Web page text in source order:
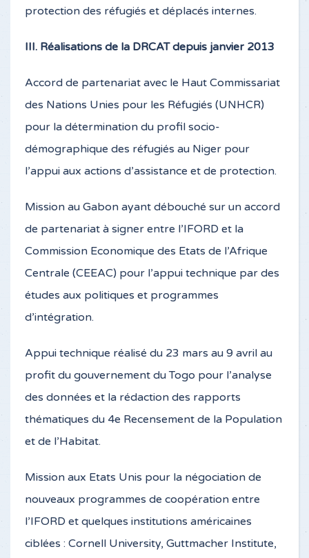
protection des réfugiés et déplacés internes.
III. Réalisations de la DRCAT depuis janvier 2013
Accord de partenariat avec le Haut Commissariat
des Nations Unies pour les Réfugiés (UNHCR)
pour la détermination du profil socio-
démographique des réfugiés au Niger pour
l’appui aux actions d’assistance et de protection.
Mission au Gabon ayant débouché sur un accord
de partenariat à signer entre l’IFORD et la
Commission Economique des Etats de l’Afrique
Centrale (CEEAC) pour l’appui technique par des
études aux politiques et programmes
d’intégration.
Appui technique réalisé du 23 mars au 9 avril au
profit du gouvernement du Togo pour l’analyse
des données et la rédaction des rapports
thématiques du 4e Recensement de la Population
et de l’Habitat.
Mission aux Etats Unis pour la négociation de
nouveaux programmes de coopération entre
l’IFORD et quelques institutions américaines
ciblées : Cornell University, Guttmacher Institute,